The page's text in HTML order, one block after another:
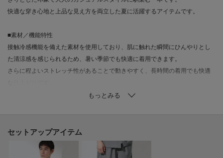
快適な穿き心地と上品な見え方を両立した夏に活躍するアイテムです。
■素材／機能特性
接触冷感機能を備えた素材を使用しており、肌に触れた瞬間にひんやりとし
た清涼感を感じられるため、暑い季節でも快適に着用できます。
さらに程よいストレッチ性があることで動きやすく、長時間の着用でも快適
杢調のナチュラルな表情と縦柄の組み合わせにより、肌離れの良さと軽やか
■おすすめコーディネート
無地Tシャツやポロシャツと合わせたリラックス感のあるカジュアルスタイル
セットアップアイテム